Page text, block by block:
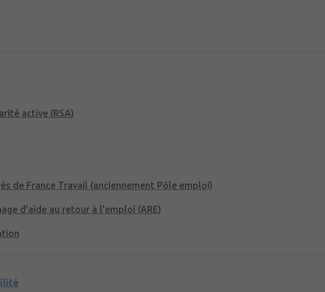
active (RSA)
de France Travail (anciennement Pôle emploi)
d'aide au retour à l'emploi (ARE)